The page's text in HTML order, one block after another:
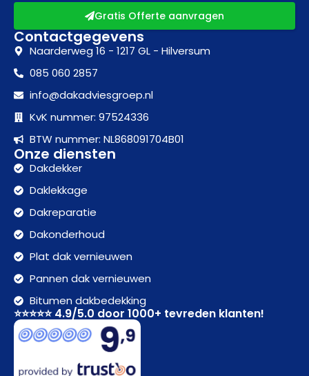
Gratis Offerte aanvragen
Contactgegevens
Naarderweg 16 - 1217 GL - Hilversum
085 060 2857
info@dakadviesgroep.nl
KvK nummer: 97524336
BTW nummer: NL868091704B01
Onze diensten
Dakdekker
Daklekkage
Dakreparatie
Dakonderhoud
Plat dak vernieuwen
Pannen dak vernieuwen
Bitumen dakbedekking
⭐⭐⭐⭐⭐ 4.9/5.0 door 1000+ tevreden klanten!